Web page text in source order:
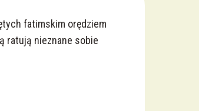
fatimskim orędziem
ratują nieznane sobie